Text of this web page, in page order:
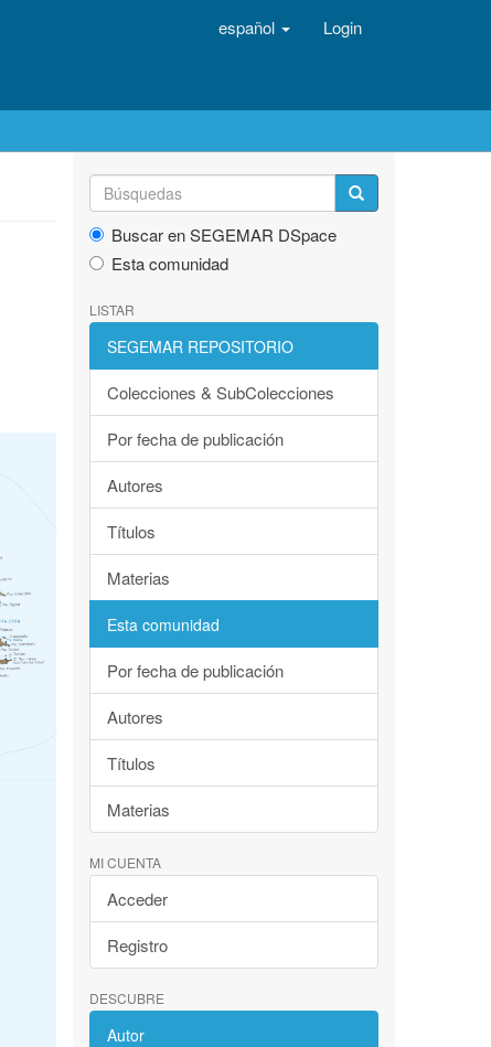
español Login
Buscar en SEGEMAR DSpace
Esta comunidad
LISTAR
SEGEMAR REPOSITORIO
Colecciones & SubColecciones
Por fecha de publicación
Autores
Títulos
Materias
Esta comunidad
Por fecha de publicación
Autores
Títulos
Materias
MI CUENTA
Acceder
Registro
DESCUBRE
Autor